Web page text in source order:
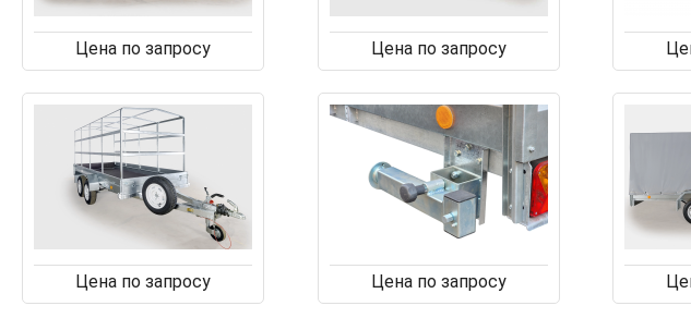
Цена по запросу Цена по запросу
Цена по запросу Цена по запросу